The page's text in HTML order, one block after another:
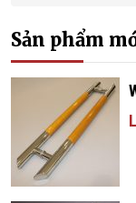
Sản phẩm